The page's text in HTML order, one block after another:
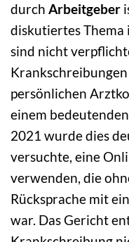
durch Arbeitgeber
diskutiertes
sind nicht
persönlichen
einem
2021 wurde dies
versuchte, eine
verwenden, die
Rücksprache mit
war. Das Gericht